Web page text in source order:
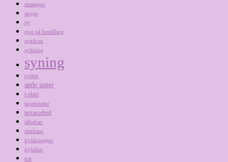
strømper
suppe
sy
syet på bestilling
sygdom
syltning
syning
sytips
søde sager
t-shirt
tapebinder
terrassebed
tilbehør
tittekant
trykknapper
tryklåse
træ